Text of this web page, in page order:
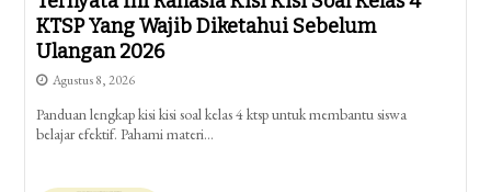
KTSP Yang Wajib Diketahui Sebelum
Ulangan 2026
Agustus 8, 2026
Panduan lengkap kisi kisi soal kelas 4 ktsp untuk membantu siswa
belajar efektif. Pahami materi…